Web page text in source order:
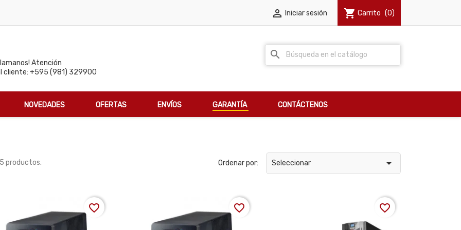
 Iniciar sesión shopping_cart Carrito (0)
search
Atención
cliente: +595 (981) 329900
NOVEDADES OFERTAS ENVÍOS GARANTÍA CONTÁCTENOS
productos. Ordenar por: Seleccionar 
favorite_border favorite_border favorite_border